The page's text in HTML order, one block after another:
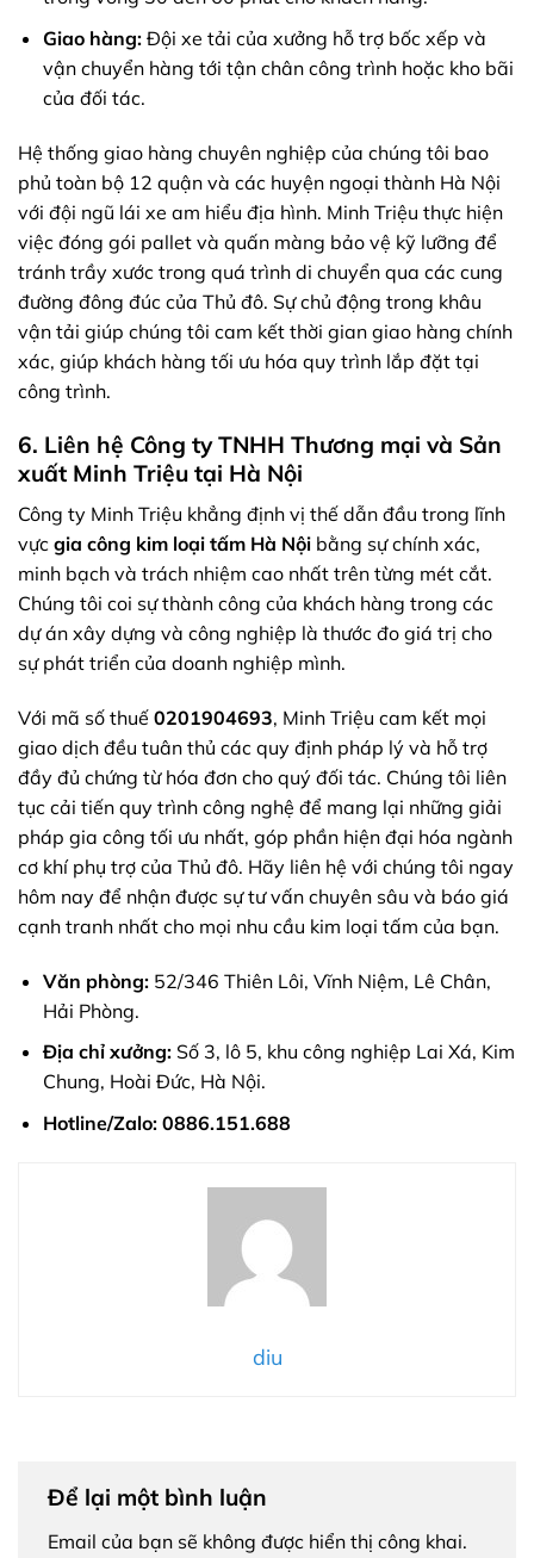
Giao hàng:Đội xe tải của xưởng hỗ trợ bốc xếp và
vận chuyển hàng tới tận chân công trình hoặc kho bãi
của đối tác.
Hệ thống giao hàng chuyên nghiệp của chúng tôi bao
phủ toàn bộ 12 quận và các huyện ngoại thành Hà Nội
với đội ngũ lái xe am hiểu địa hình. Minh Triệu thực hiện
việc đóng gói pallet và quấn màng bảo vệ kỹ lưỡng để
tránh trầy xước trong quá trình di chuyển qua các cung
đường đông đúc của Thủ đô. Sự chủ động trong khâu
vận tải giúp chúng tôi cam kết thời gian giao hàng chính
xác, giúp khách hàng tối ưu hóa quy trình lắp đặt tại
công trình.
6. Liên hệ Công ty TNHH Thương mại và Sản
xuất Minh Triệu tại Hà Nội
Công ty Minh Triệu khẳng định vị thế dẫn đầu trong lĩnh
vực gia công kim loại tấm Hà Nội bằng sự chính xác,
minh bạch và trách nhiệm cao nhất trên từng mét cắt.
Chúng tôi coi sự thành công của khách hàng trong các
dự án xây dựng và công nghiệp là thước đo giá trị cho
sự phát triển của doanh nghiệp mình.
Với mã số thuế 0201904693, Minh Triệu cam kết mọi
giao dịch đều tuân thủ các quy định pháp lý và hỗ trợ
đầy đủ chứng từ hóa đơn cho quý đối tác. Chúng tôi liên
tục cải tiến quy trình công nghệ để mang lại những giải
pháp gia công tối ưu nhất, góp phần hiện đại hóa ngành
cơ khí phụ trợ của Thủ đô. Hãy liên hệ với chúng tôi ngay
hôm nay để nhận được sự tư vấn chuyên sâu và báo giá
cạnh tranh nhất cho mọi nhu cầu kim loại tấm của bạn.
Văn phòng:52/346 Thiên Lôi, Vĩnh Niệm, Lê Chân,
Hải Phòng.
Địa chỉ xưởng:Số 3, lô 5, khu công nghiệp Lai Xá, Kim
Chung, Hoài Đức, Hà Nội.
Hotline/Zalo: 0886.151.688
diu
Để lại một bình luận
Email của bạn sẽ không được hiển thị công khai.